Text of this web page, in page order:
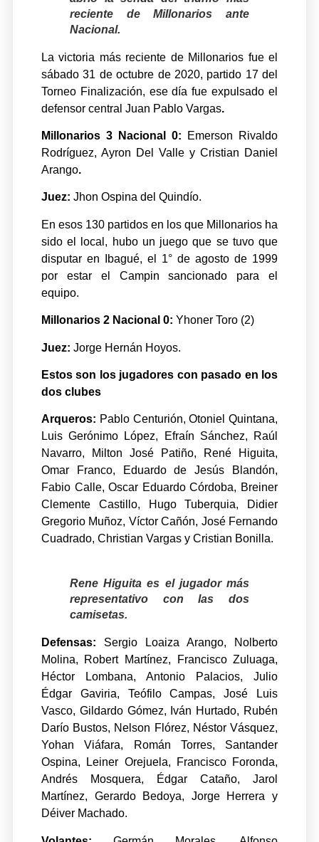
reciente de Millonarios ante
Nacional.
La victoria más reciente de Millonarios fue el
sábado 31 de octubre de 2020, partido 17 del
Torneo Finalización, ese día fue expulsado el
defensor central Juan Pablo Vargas.
Millonarios 3 Nacional 0:
Emerson Rivaldo
Rodríguez, Ayron Del Valle y Cristian Daniel
Arango.
Juez: Jhon Ospina del Quindío.
En esos 130 partidos en los que Millonarios ha
sido el local, hubo un juego que se tuvo que
disputar en Ibagué, el 1° de agosto de 1999
por estar el Campin sancionado para el
equipo.
Millonarios 2 Nacional 0: Yhoner Toro (2)
Juez: Jorge Hernán Hoyos.
Estos son los jugadores con pasado en los
dos clubes
Arqueros: Pablo Centurión, Otoniel Quintana,
Luis Gerónimo López, Efraín Sánchez, Raúl
Navarro, Milton José Patiño, René Higuita,
Omar Franco, Eduardo de Jesús Blandón,
Fabio Calle, Oscar Eduardo Córdoba, Breiner
Clemente Castillo, Hugo Tuberquia, Didier
Gregorio Muñoz, Víctor Cañón, José Fernando
Cuadrado, Christian Vargas y Cristian Bonilla.
Rene Higuita es el jugador más
representativo con las dos
camisetas.
Defensas: Sergio Loaiza Arango, Nolberto
Molina, Robert Martínez, Francisco Zuluaga,
Héctor Lombana, Antonio Palacios, Julio
Édgar Gaviria, Teófilo Campas, José Luis
Vasco, Gildardo Gómez, Iván Hurtado, Rubén
Darío Bustos, Nelson Flórez, Néstor Vásquez,
Yohan Viáfara, Román Torres, Santander
Ospina, Leiner Orejuela, Francisco Foronda,
Andrés Mosquera, Édgar Cataño, Jarol
Martínez, Gerardo Bedoya, Jorge Herrera y
Déiver Machado.